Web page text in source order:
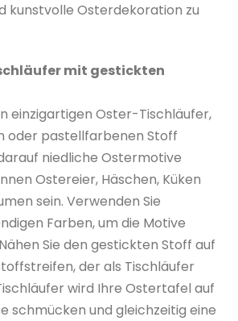
kunstvolle Osterdekoration zu
mit gestickten
einzigartigen Oster-Tischläufer,
oder pastellfarbenen Stoff
niedliche Ostermotive
Ostereier, Häschen, Küken
sein. Verwenden Sie
Farben, um die Motive
Sie den gestickten Stoff auf
der als Tischläufer
wird Ihre Ostertafel auf
schmücken und gleichzeitig eine